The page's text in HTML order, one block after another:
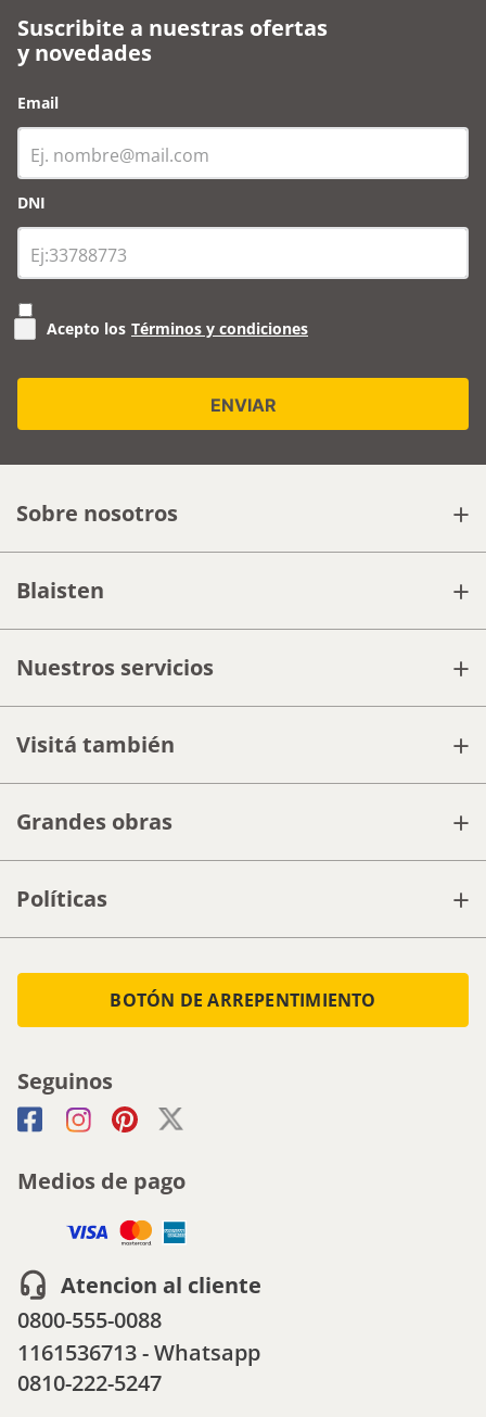
Suscribite a nuestras ofertas
y novedades
Email
DNI
Acepto los Términos y condiciones
Sobre nosotros +
Blaisten +
Nuestros servicios +
Visitá también +
Grandes obras +
Políticas +
BOTÓN DE ARREPENTIMIENTO
Seguinos
Medios de pago
Atencion al cliente
0800-555-0088
1161536713 - Whatsapp
0810-222-5247